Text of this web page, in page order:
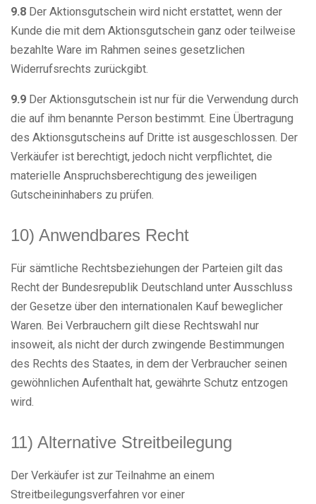
9.8 Der Aktionsgutschein wird nicht erstattet, wenn der
Kunde die mit dem Aktionsgutschein ganz oder teilweise
bezahlte Ware im Rahmen seines gesetzlichen
Widerrufsrechts zurückgibt.
9.9 Der Aktionsgutschein ist nur für die Verwendung durch
die auf ihm benannte Person bestimmt. Eine Übertragung
des Aktionsgutscheins auf Dritte ist ausgeschlossen. Der
Verkäufer ist berechtigt, jedoch nicht verpflichtet, die
materielle Anspruchsberechtigung des jeweiligen
Gutscheininhabers zu prüfen.
10) Anwendbares Recht
Für sämtliche Rechtsbeziehungen der Parteien gilt das
Recht der Bundesrepublik Deutschland unter Ausschluss
der Gesetze über den internationalen Kauf beweglicher
Waren. Bei Verbrauchern gilt diese Rechtswahl nur
insoweit, als nicht der durch zwingende Bestimmungen
des Rechts des Staates, in dem der Verbraucher seinen
gewöhnlichen Aufenthalt hat, gewährte Schutz entzogen
wird.
11) Alternative Streitbeilegung
Der Verkäufer ist zur Teilnahme an einem
Streitbeilegungsverfahren vor einer